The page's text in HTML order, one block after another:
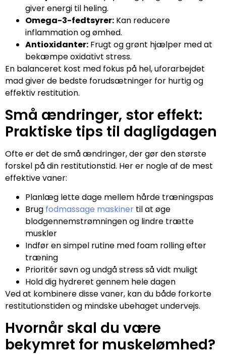
giver energi til heling.
Omega-3-fedtsyrer: Kan reducere
inflammation og ømhed.
Antioxidanter: Frugt og grønt hjælper med at
bekæmpe oxidativt stress.
En balanceret kost med fokus på hel, uforarbejdet
mad giver de bedste forudsætninger for hurtig og
effektiv restitution.
Små ændringer, stor effekt:
Praktiske tips til dagligdagen
Ofte er det de små ændringer, der gør den største
forskel på din restitutionstid. Her er nogle af de mest
effektive vaner:
Planlæg lette dage mellem hårde træningspas
Brug fodmassage maskiner til at øge
blodgennemstrømningen og lindre trætte
muskler
Indfør en simpel rutine med foam rolling efter
træning
Prioritér søvn og undgå stress så vidt muligt
Hold dig hydreret gennem hele dagen
Ved at kombinere disse vaner, kan du både forkorte
restitutionstiden og mindske ubehaget undervejs.
Hvornår skal du være
bekymret for muskelømhed?